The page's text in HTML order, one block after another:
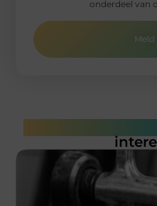
onderdeel van
Meld